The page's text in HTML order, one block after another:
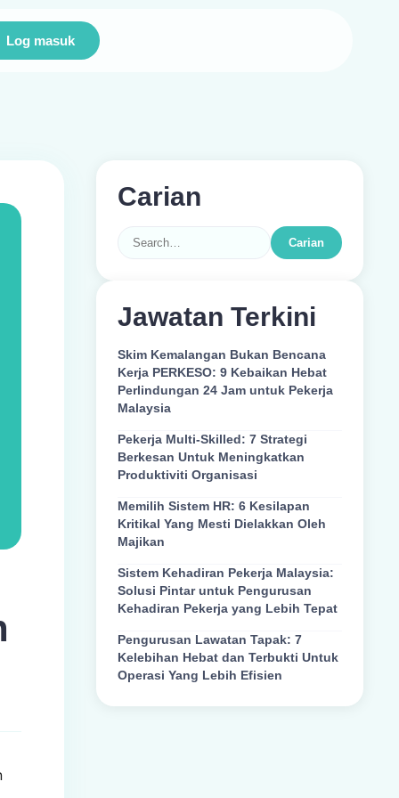
Log masuk
Carian
Carian
Jawatan Terkini
Skim Kemalangan Bukan Bencana
Kerja PERKESO: 9 Kebaikan Hebat
Perlindungan 24 Jam untuk Pekerja
Malaysia
Pekerja Multi-Skilled: 7 Strategi
Berkesan Untuk Meningkatkan
Produktiviti Organisasi
Memilih Sistem HR: 6 Kesilapan
Kritikal Yang Mesti Dielakkan Oleh
Majikan
Sistem Kehadiran Pekerja Malaysia:
Solusi Pintar untuk Pengurusan
Kehadiran Pekerja yang Lebih Tepat
Pengurusan Lawatan Tapak: 7
Kelebihan Hebat dan Terbukti Untuk
Operasi Yang Lebih Efisien